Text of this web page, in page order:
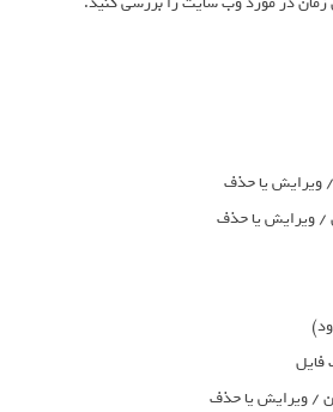
/ ویرایش یا حذف
/ ویرایش یا حذف
فایل
/ ویرایش یا حذف